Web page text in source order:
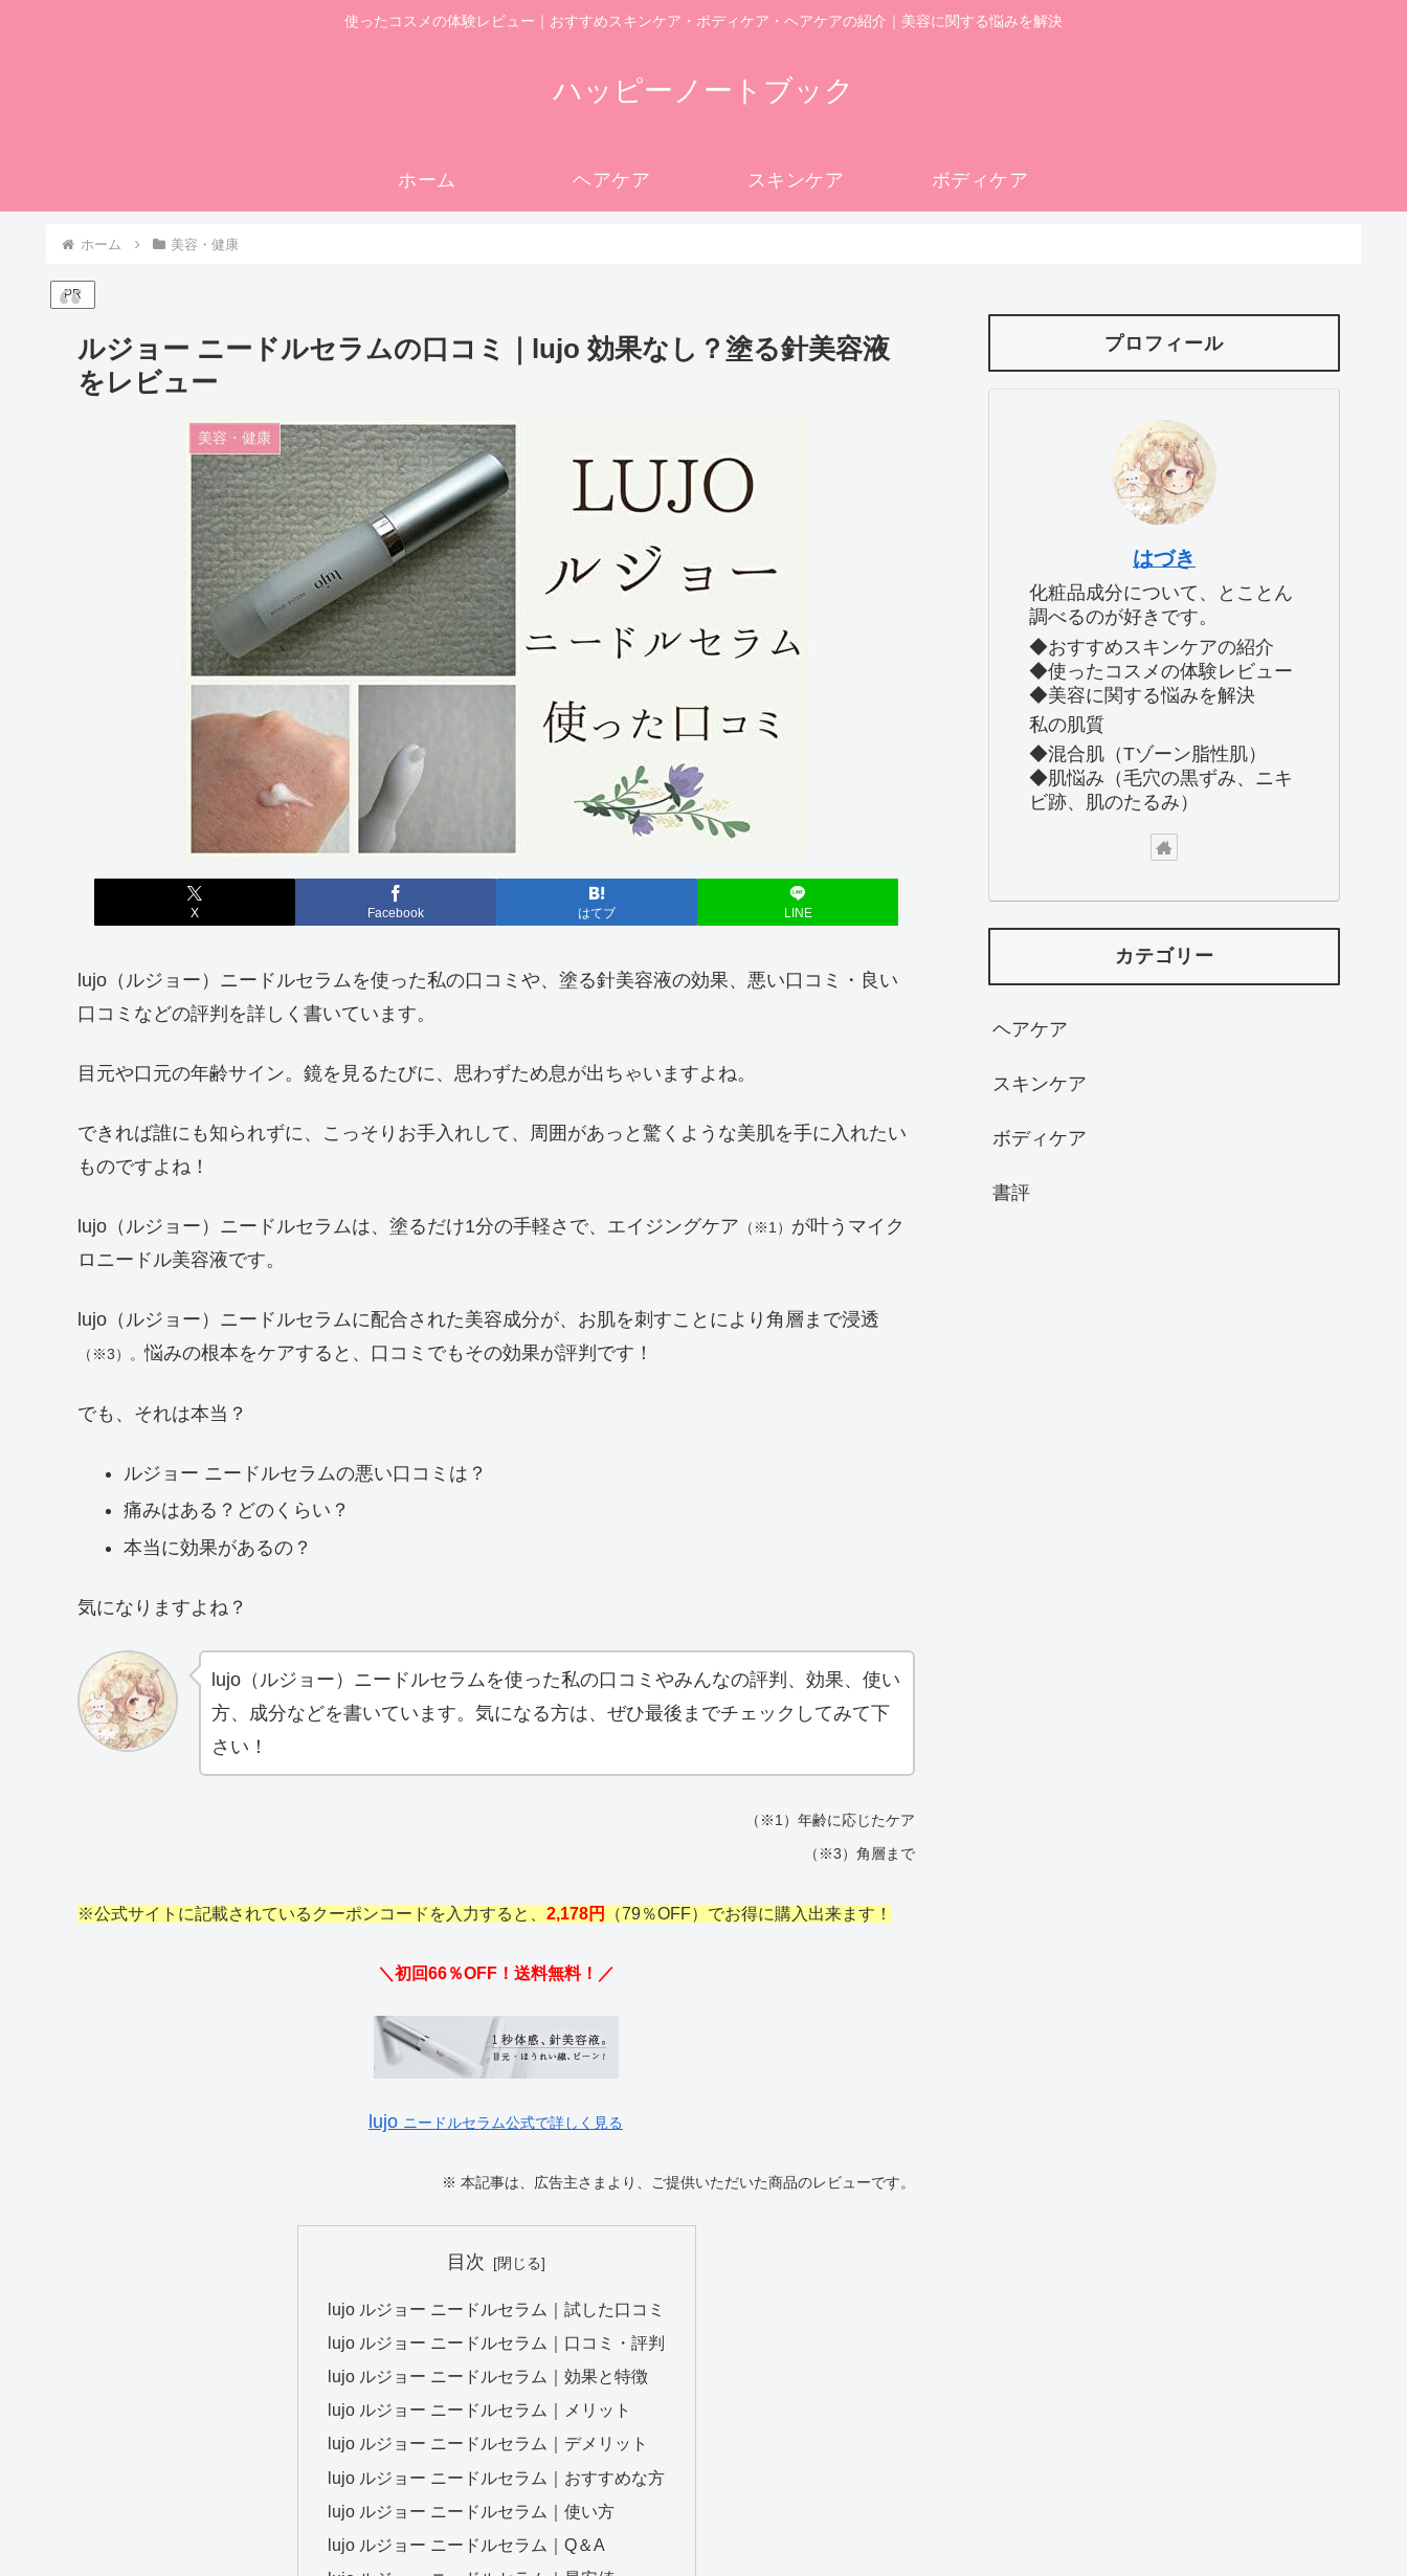
使ったコスメの体験レビュー｜おすすめスキンケア・ボディケア・ヘアケアの紹介｜美容に関する悩みを解決
ハッピーノートブック
ホーム ヘアケア スキンケア ボディケア
ホーム 美容・健康
PR
ルジョー ニードルセラムの口コミ｜lujo 効果なし？塗る針美容液
をレビュー
美容・健康
X Facebook はてブ LINE
lujo（ルジョー）ニードルセラムを使った私の口コミや、塗る針美容液の効果、悪い口コミ・良い
口コミなどの評判を詳しく書いています。
目元や口元の年齢サイン。鏡を見るたびに、思わずため息が出ちゃいますよね。
できれば誰にも知られずに、こっそりお手入れして、周囲があっと驚くような美肌を手に入れたい
ものですよね！
lujo（ルジョー）ニードルセラムは、塗るだけ1分の手軽さで、エイジングケア （※1） が叶うマイク
ロニードル美容液です。
lujo（ルジョー）ニードルセラムに配合された美容成分が、お肌を刺すことにより角層まで浸透
（※3）。悩みの根本をケアすると、口コミでもその効果が評判です！
でも、それは本当？
ルジョー ニードルセラムの悪い口コミは？
痛みはある？どのくらい？
本当に効果があるの？
気になりますよね？
lujo（ルジョー）ニードルセラムを使った私の口コミやみんなの評判、効果、使い
方、成分などを書いています。気になる方は、ぜひ最後までチェックしてみて下
さい！
（※1）年齢に応じたケア
（※3）角層まで
※公式サイトに記載されているクーポンコードを入力すると、 2,178円 （79％OFF）でお得に購入出来ます！
＼初回66％OFF！送料無料！／
lujo ニードルセラム公式で詳しく見る
※ 本記事は、広告主さまより、ご提供いただいた商品のレビューです。
目次
lujo ルジョー ニードルセラム｜試した口コミ
lujo ルジョー ニードルセラム｜口コミ・評判
lujo ルジョー ニードルセラム｜効果と特徴
lujo ルジョー ニードルセラム｜メリット
lujo ルジョー ニードルセラム｜デメリット
lujo ルジョー ニードルセラム｜おすすめな方
lujo ルジョー ニードルセラム｜使い方
lujo ルジョー ニードルセラム｜Q＆A
プロフィール
はづき
化粧品成分について、とことん
調べるのが好きです。
◆おすすめスキンケアの紹介
◆使ったコスメの体験レビュー
◆美容に関する悩みを解決
私の肌質
◆混合肌（Tゾーン脂性肌）
◆肌悩み（毛穴の黒ずみ、ニキ
ビ跡、肌のたるみ）
カテゴリー
ヘアケア
スキンケア
ボディケア
書評